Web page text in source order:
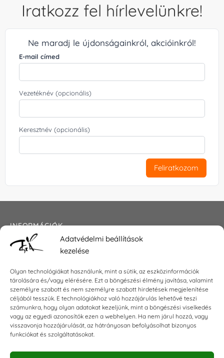
Adatvédelmi beállítások
kezelése
Olyan technológiákat használunk, mint a sütik, az eszközinformációk
tárolására és/vagy elérésére. Ezt a böngészési élmény javítása, valamint
személyre szabott és nem személyre szabott hirdetések megjelenítése
céljából tesszük. E technológiákhoz való hozzájárulás lehetővé teszi
számunkra, hogy olyan adatokat kezeljünk, mint a böngészési viselkedés
vagy az egyedi azonosítók ezen a webhelyen. Ha nem járul hozzá, vagy
visszavonja hozzájárulását, az hátrányosan befolyásolhat bizonyos
funkciókat és szolgáltatásokat.
Iratkozz fel hírlevelünkre!
Ne maradj le újdonságainkról, akcióinkról!
E-mail címed
Vezetéknév (opcionális)
Keresztnév (opcionális)
Feliratkozom
INFORMÁCIÓK
Általános szerződési feltételek
Impresszum
KAPCSOLAT
E-mail:shop@torokszilvi.com
Telefon: +36 30 6767872